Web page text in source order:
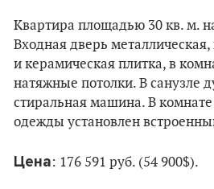
Квартира площадью 30 кв. м.
Входная дверь
и керамическая плитка, в
натяжные потолки. В санузле
стиральная машина. В
одежды установлен
Цена: 176 591 руб. (54 900$).